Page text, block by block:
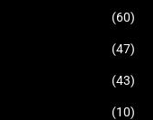
(60)
(47)
(43)
(10)